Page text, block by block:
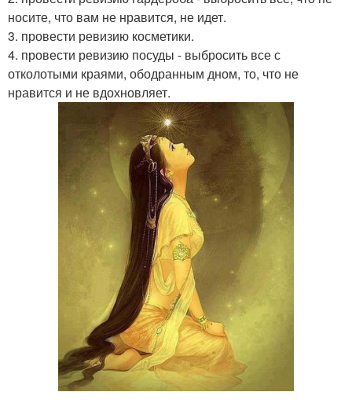
носите, что вам не нравится, не идет.
3. провести ревизию косметики.
4. провести ревизию посуды - выбросить все с
отколотыми краями, ободранным дном, то, что не
нравится и не вдохновляет.